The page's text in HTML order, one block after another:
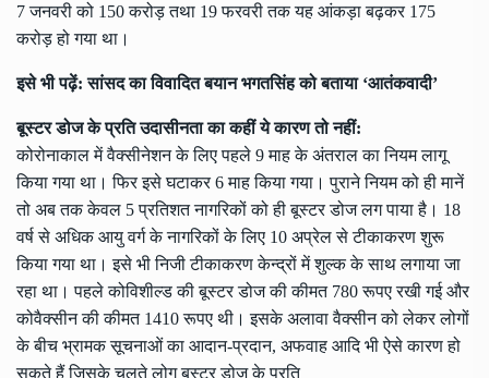
7 जनवरी को 150 करोड़ तथा 19 फरवरी तक यह आंकड़ा बढ़कर 175
करोड़ हो गया था।
इसे भी पढ़ें:सांसद का विवादित बयान भगतसिंह को बताया ‘आतंकवादी’
बूस्टर डोज के प्रति उदासीनता का कहीं ये कारण तो नहीं:
कोरोनाकाल में वैक्सीनेशन के लिए पहले 9 माह के अंतराल का नियम लागू
किया गया था। फिर इसे घटाकर 6 माह किया गया। पुराने नियम को ही मानें
तो अब तक केवल 5 प्रतिशत नागरिकों को ही बूस्टर डोज लग पाया है। 18
वर्ष से अधिक आयु वर्ग के नागरिकों के लिए 10 अप्रेल से टीकाकरण शुरू
किया गया था। इसे भी निजी टीकाकरण केन्द्रों में शुल्क के साथ लगाया जा
रहा था। पहले कोविशील्ड की बूस्टर डोज की कीमत 780 रूपए रखी गई और
कोवैक्सीन की कीमत 1410 रूपए थी। इसके अलावा वैक्सीन को लेकर लोगों
के बीच भ्रामक सूचनाओं का आदान-प्रदान, अफवाह आदि भी ऐसे कारण हो
सकते हैं जिसके चलते लोग बूस्टर डोज के प्रति